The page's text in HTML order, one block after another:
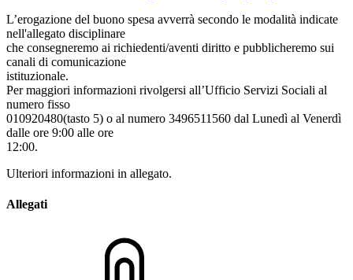
L’erogazione del buono spesa avverrà secondo le modalità indicate
nell'allegato disciplinare
che consegneremo ai richiedenti/aventi diritto e pubblicheremo sui
canali di comunicazione
istituzionale.
Per maggiori informazioni rivolgersi all’Ufficio Servizi Sociali al
numero fisso
010920480(tasto 5) o al numero 3496511560 dal Lunedì al Venerdì
dalle ore 9:00 alle ore
12:00.
Ulteriori informazioni in allegato.
Allegati